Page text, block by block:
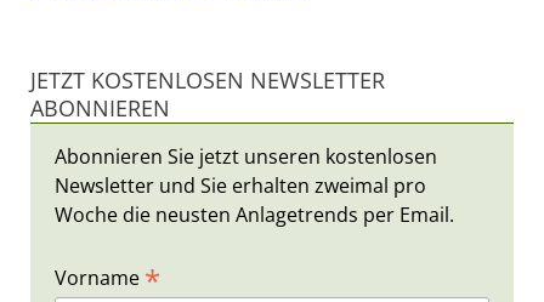
JETZT KOSTENLOSEN NEWSLETTER
ABONNIEREN
Abonnieren Sie jetzt unseren kostenlosen
Newsletter und Sie erhalten zweimal pro
Woche die neusten Anlagetrends per Email.
Vorname *